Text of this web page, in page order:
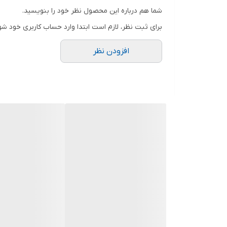
شما هم درباره این محصول نظر خود را بنویسید.
برای ثبت نظر، لازم است ابتدا وارد حساب کاربری خود
افزودن نظر